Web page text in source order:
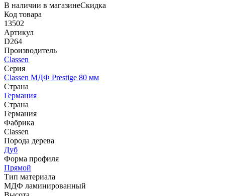
В наличии в магазинеСкидка
Код товара
13502
Артикул
D264
Производитель
Classen
Серия
Classen МДФ Prestige 80 мм
Страна
Германия
Страна
Германия
Фабрика
Classen
Порода дерева
Дуб
Форма профиля
Прямой
Тип материала
МДФ ламинированный